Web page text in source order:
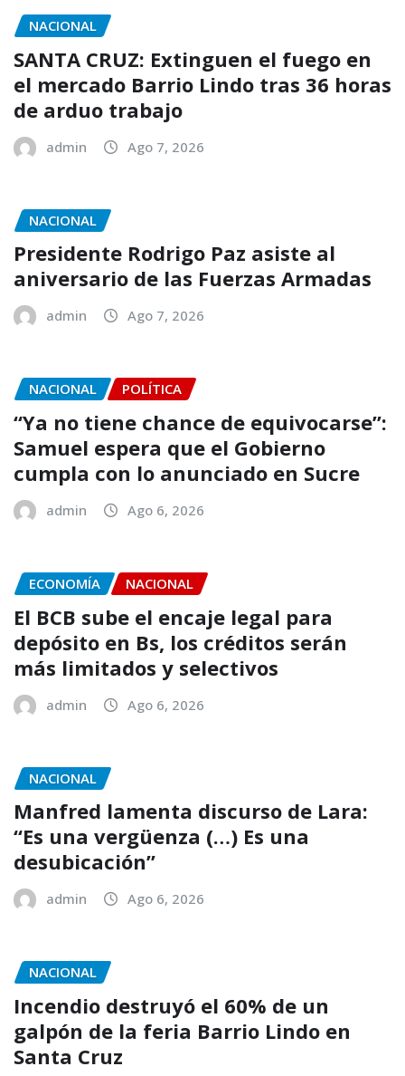
NACIONAL
SANTA CRUZ: Extinguen el fuego en
el mercado Barrio Lindo tras 36 horas
de arduo trabajo
admin Ago 7, 2026
NACIONAL
Presidente Rodrigo Paz asiste al
aniversario de las Fuerzas Armadas
admin Ago 7, 2026
NACIONAL POLÍTICA
“Ya no tiene chance de equivocarse”:
Samuel espera que el Gobierno
cumpla con lo anunciado en Sucre
admin Ago 6, 2026
ECONOMÍA NACIONAL
El BCB sube el encaje legal para
depósito en Bs, los créditos serán
más limitados y selectivos
admin Ago 6, 2026
NACIONAL
Manfred lamenta discurso de Lara:
“Es una vergüenza (…) Es una
desubicación”
admin Ago 6, 2026
NACIONAL
Incendio destruyó el 60% de un
galpón de la feria Barrio Lindo en
Santa Cruz